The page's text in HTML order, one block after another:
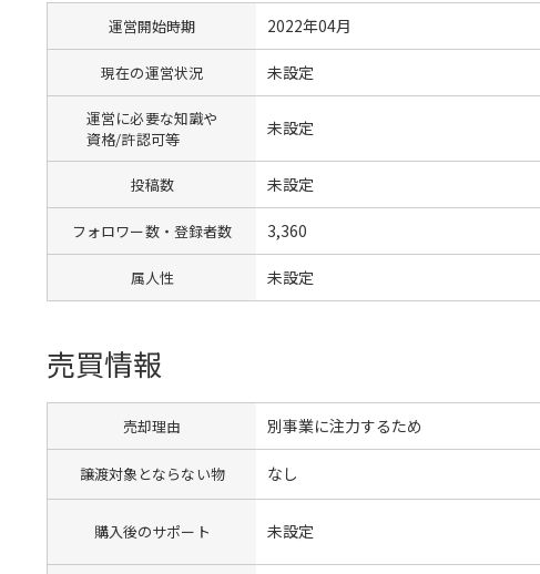
運営開始時期 2022年04月
現在の運営状況 未設定
運営に必要な知識や
資格/許認可等
未設定
投稿数 未設定
フォロワー数・登録者数 3,360
属人性 未設定
売買情報
売却理由 別事業に注力するため
譲渡対象とならない物 なし
購入後のサポート 未設定